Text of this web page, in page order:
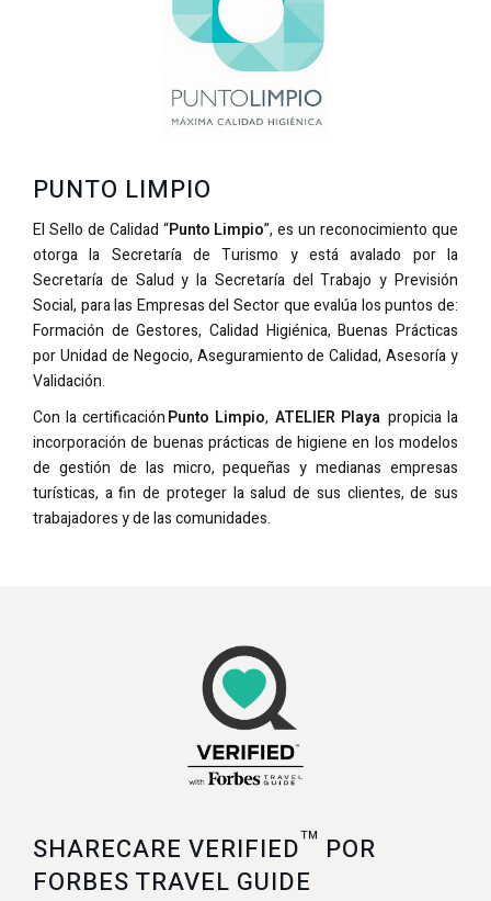
PUNTO LIMPIO
El Sello de Calidad “Punto Limpio”, es un reconocimiento que
otorga la Secretaría de Turismo y está avalado por la
Secretaría de Salud y la Secretaría del Trabajo y Previsión
Social, para las Empresas del Sector que evalúa los puntos de:
Formación de Gestores, Calidad Higiénica, Buenas Prácticas
por Unidad de Negocio, Aseguramiento de Calidad, Asesoría y
Validación.
Con la certificaciónPunto Limpio,ATELIER Playa propicia la
incorporación de buenas prácticas de higiene en los modelos
de gestión de las micro, pequeñas y medianas empresas
turísticas, a fin de proteger la salud de sus clientes, de sus
trabajadores y de las comunidades.
SHARECARE VERIFIED ™ POR
FORBES TRAVEL GUIDE